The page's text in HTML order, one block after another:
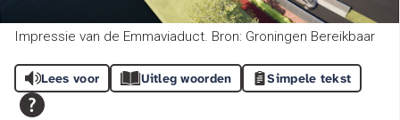
Impressie van de Emmaviaduct. Bron: Groningen Bereikbaar
Lees voor Uitleg woorden Simpele tekst